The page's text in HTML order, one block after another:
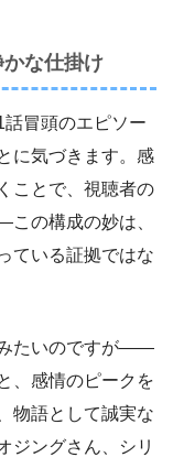
な仕掛け
冒頭のエピソー
に気づきます。感
ことで、視聴者の
の構成の妙は、
ている証拠ではな
みたいのですが――
、感情のピークを
物語として誠実な
ジングさん、シリ